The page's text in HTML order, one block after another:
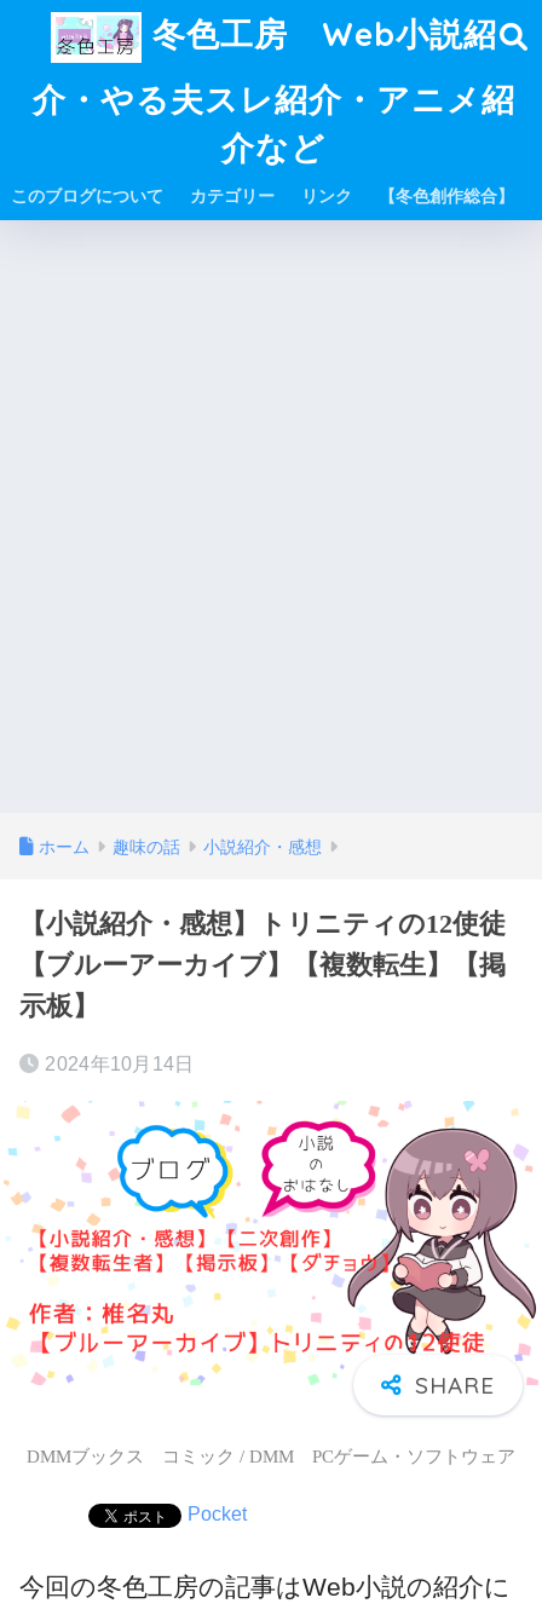
冬色工房 Web小説紹
介・やる夫スレ紹介・アニメ紹
介など
このブログについて カテゴリー リンク 【冬色創作総合】
ホーム 趣味の話 小説紹介・感想
【小説紹介・感想】トリニティの12使徒
【ブルーアーカイブ】【複数転生】【掲
示板】
2024年10月14日
DMMブックス コミック / DMM PCゲーム・ソフトウェア
Pocket
今回の冬色工房の記事はWeb小説の紹介に